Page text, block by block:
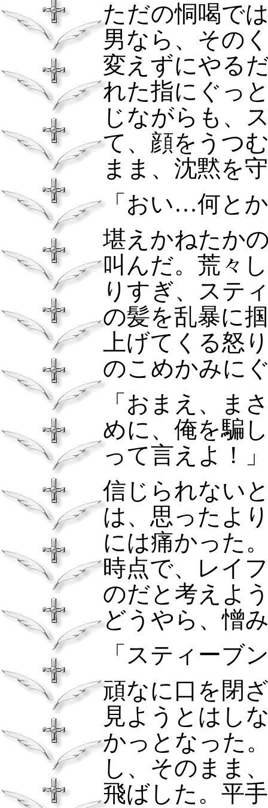
ただの恫喝で
男なら、その
変えずにやる
れた指にぐっ
じながらも、
て、顔をうつ
まま、沈黙を
「おい…何と
堪えかねたか
叫んだ。荒々
りすぎ、ステ
の髪を乱暴に
上げてくる怒
のこめかみに
「おまえ、ま
めに、俺を騙
って言えよ！」
信じられない
は、思ったよ
には痛かった
時点で、レイ
のだと考えよ
どうやら、憎
「スティーブ
頑なに口を閉
見ようとはし
かっとなった
し、そのまま
飛ばした。平